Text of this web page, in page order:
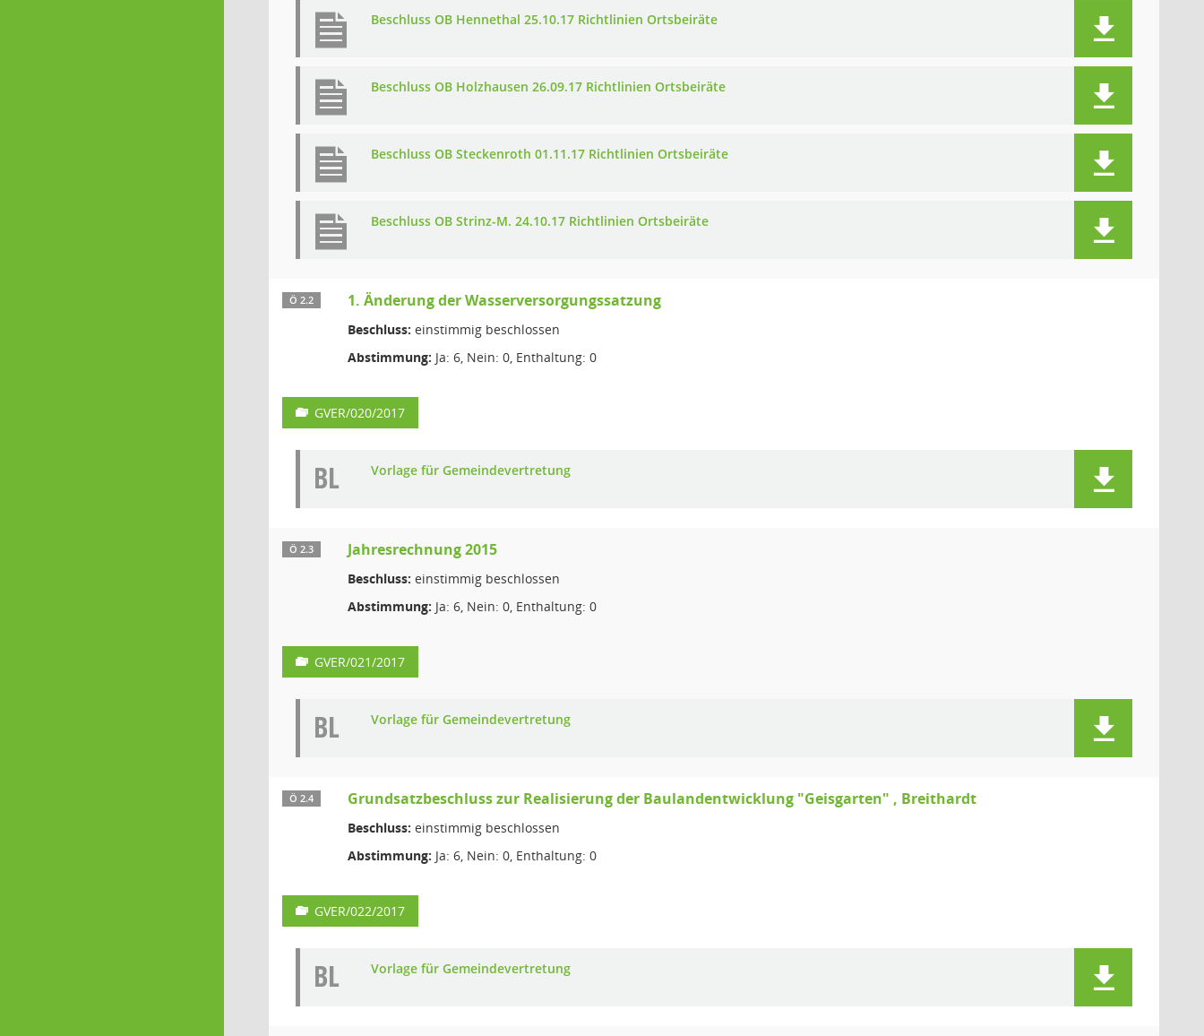
Beschluss OB Hennethal 25.10.17 Richtlinien Ortsbeiräte
Beschluss OB Holzhausen 26.09.17 Richtlinien Ortsbeiräte
Beschluss OB Steckenroth 01.11.17 Richtlinien Ortsbeiräte
Beschluss OB Strinz-M. 24.10.17 Richtlinien Ortsbeiräte
Ö 2.2 1. Änderung der Wasserversorgungssatzung
Beschluss: einstimmig beschlossen
Abstimmung: Ja: 6, Nein: 0, Enthaltung: 0
GVER/020/2017
BL Vorlage für Gemeindevertretung
Ö 2.3 Jahresrechnung 2015
Beschluss: einstimmig beschlossen
Abstimmung: Ja: 6, Nein: 0, Enthaltung: 0
GVER/021/2017
BL Vorlage für Gemeindevertretung
Ö 2.4 Grundsatzbeschluss zur Realisierung der Baulandentwicklung "Geisgarten" , Breithardt
Beschluss: einstimmig beschlossen
Abstimmung: Ja: 6, Nein: 0, Enthaltung: 0
GVER/022/2017
BL Vorlage für Gemeindevertretung